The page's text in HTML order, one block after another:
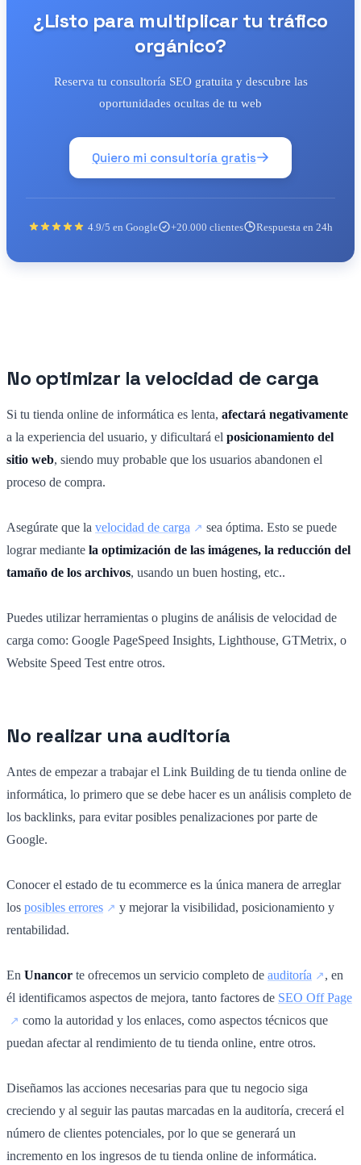
¿Listo para multiplicar tu tráfico
orgánico?
Reserva tu consultoría SEO gratuita y descubre las
oportunidades ocultas de tu web
Quiero mi consultoría gratis
4.9/5 en Google +20.000 clientes Respuesta en 24h
No optimizar la velocidad de carga
Si tu tienda online de informática es lenta, afectará negativamente
a la experiencia del usuario, y dificultará el posicionamiento del
sitio web, siendo muy probable que los usuarios abandonen el
proceso de compra.
Asegúrate que la velocidad de carga
sea óptima. Esto se puede
lograr mediante la optimización de las imágenes, la reducción del
tamaño de los archivos, usando un buen hosting, etc..
Puedes utilizar herramientas o plugins de análisis de velocidad de
carga como: Google PageSpeed Insights, Lighthouse, GTMetrix, o
Website Speed Test entre otros.
No realizar una auditoría
Antes de empezar a trabajar el Link Building de tu tienda online de
informática, lo primero que se debe hacer es un análisis completo de
los backlinks, para evitar posibles penalizaciones por parte de
Google.
Conocer el estado de tu ecommerce es la única manera de arreglar
los posibles errores
y mejorar la visibilidad, posicionamiento y
rentabilidad.
En Unancor te ofrecemos un servicio completo de auditoría
, en
él identificamos aspectos de mejora, tanto factores de SEO Off Page
como la autoridad y los enlaces, como aspectos técnicos que
puedan afectar al rendimiento de tu tienda online, entre otros.
Diseñamos las acciones necesarias para que tu negocio siga
creciendo y al seguir las pautas marcadas en la auditoría, crecerá el
número de clientes potenciales, por lo que se generará un
incremento en los ingresos de tu tienda online de informática.